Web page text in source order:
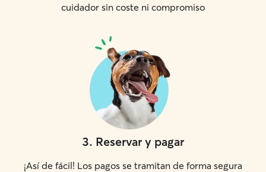
cuidador sin coste ni compromiso
3. Reservar y pagar
¡Así de fácil! Los pagos se tramitan de forma segura